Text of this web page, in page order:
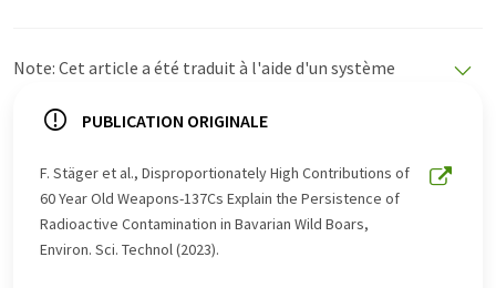
Note: Cet article a été traduit à l'aide d'un système
propose ces traductions automatiques pour présenter
été traduit avec traduction automatique, il est possible
qu'il contienne des erreurs de vocabulaire, de syntaxe ou
de grammaire. L'article original dans Anglais peut être
trouvéici.
PUBLICATION ORIGINALE
F. Stäger et al., Disproportionately High Contributions of
60 Year Old Weapons-137Cs Explain the Persistence of
Radioactive Contamination in Bavarian Wild Boars,
Environ. Sci. Technol (2023).